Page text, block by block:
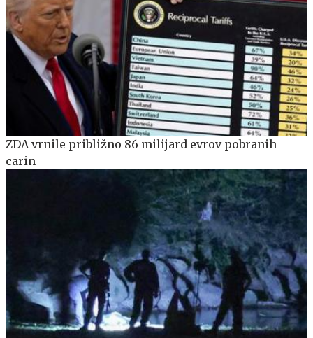
ZDA vrnile približno 86 milijard evrov pobranih
carin